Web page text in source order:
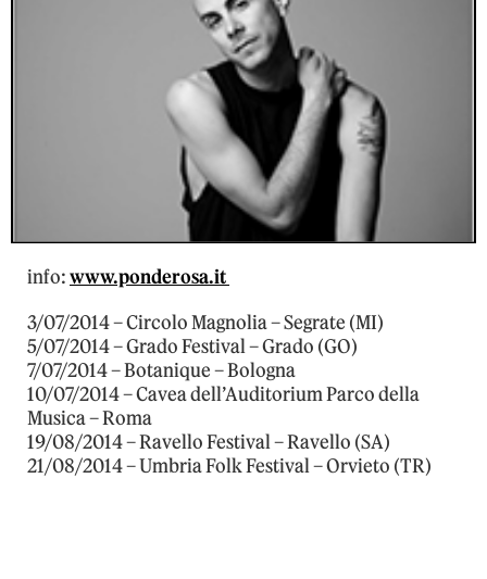
info:www.ponderosa.it
3/07/2014 – Circolo Magnolia – Segrate (MI)
5/07/2014 – Grado Festival – Grado (GO)
7/07/2014 – Botanique – Bologna
10/07/2014 – Cavea dell’Auditorium Parco della
Musica – Roma
19/08/2014 – Ravello Festival – Ravello (SA)
21/08/2014 – Umbria Folk Festival – Orvieto (TR)